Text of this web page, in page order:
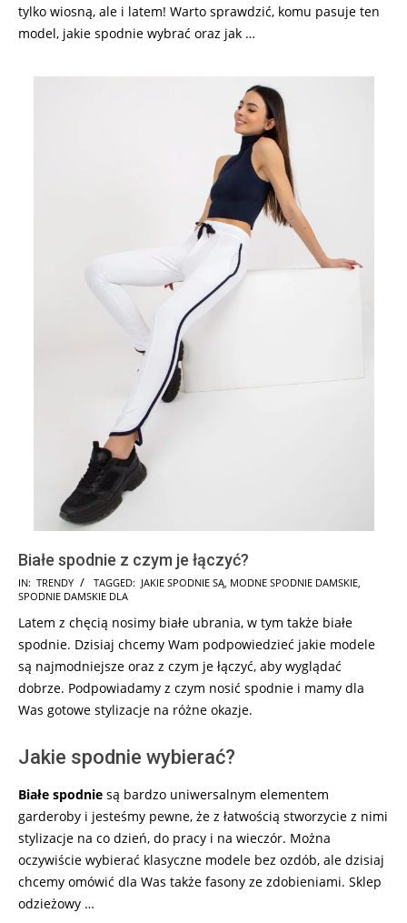
tylko wiosną, ale i latem! Warto sprawdzić, komu pasuje ten
model, jakie spodnie wybrać oraz jak …
Białe spodnie z czym je łączyć?
2024-
05-
13
IN: TRENDY TAGGED: JAKIE SPODNIE SĄ MODNE SPODNIE DAMSKIE
SPODNIE DAMSKIE DLA
Latem z chęcią nosimy białe ubrania, w tym także białe
spodnie. Dzisiaj chcemy Wam podpowiedzieć jakie modele
są najmodniejsze oraz z czym je łączyć, aby wyglądać
dobrze. Podpowiadamy z czym nosić spodnie i mamy dla
Was gotowe stylizacje na różne okazje.
Jakie spodnie wybierać?
Białe spodnie są bardzo uniwersalnym elementem
garderoby i jesteśmy pewne, że z łatwością stworzycie z nimi
stylizacje na co dzień, do pracy i na wieczór. Można
oczywiście wybierać klasyczne modele bez ozdób, ale dzisiaj
chcemy omówić dla Was także fasony ze zdobieniami. Sklep
odzieżowy …